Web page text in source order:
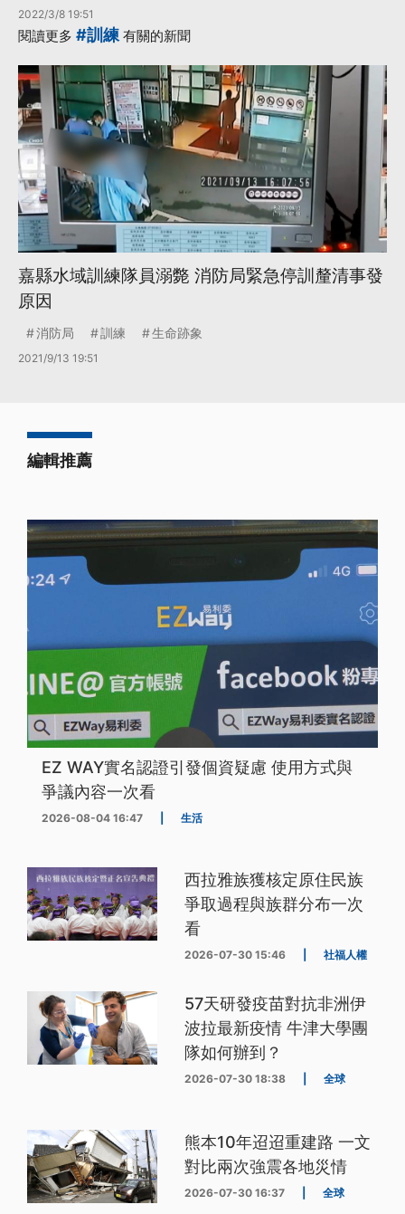
2022/3/8 19:51
閱讀更多 #訓練 有關的新聞
嘉縣水域訓練隊員溺斃 消防局緊急停訓釐清事發
原因
消防局 訓練 生命跡象
2021/9/13 19:51
編輯推薦
EZ WAY實名認證引發個資疑慮 使用方式與
爭議內容一次看
2026-08-04 16:47 生活
西拉雅族獲核定原住民族
爭取過程與族群分布一次
看
2026-07-30 15:46 社福人權
57天研發疫苗對抗非洲伊
波拉最新疫情 牛津大學團
隊如何辦到？
2026-07-30 18:38 全球
熊本10年迢迢重建路 一文
對比兩次強震各地災情
2026-07-30 16:37 全球